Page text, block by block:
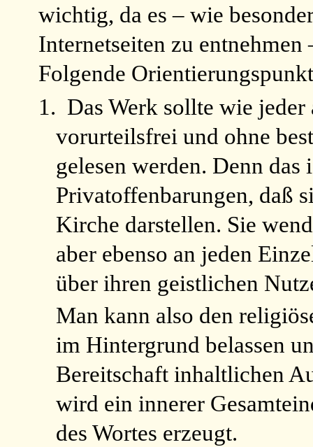
wichtig, da es – wie
Internetseiten zu entnehmen
Folgende
1. Das Werk sollte wie
vorurteilsfrei und ohne
gelesen werden. Denn
Privatoffenbarungen, daß
Kirche darstellen. Sie
aber ebenso an jeden
über ihren geistlichen
Man kann also den
im Hintergrund belassen
Bereitschaft inhaltlichen
wird ein innerer
des Wortes erzeugt.